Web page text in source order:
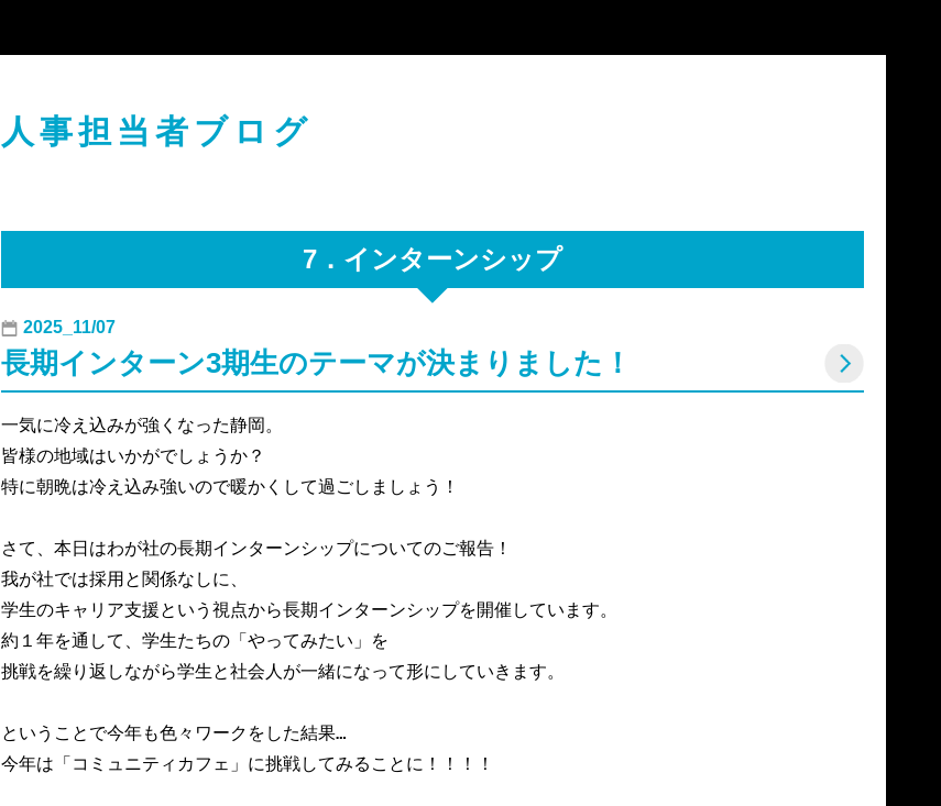
人事担当者ブログ
7．インターンシップ
2025_11/07
長期インターン3期生のテーマが決まりました！
一気に冷え込みが強くなった静岡。
皆様の地域はいかがでしょうか？
特に朝晩は冷え込み強いので暖かくして過ごしましょう！
さて、本日はわが社の長期インターンシップについてのご報告！
我が社では採用と関係なしに、
学生のキャリア支援という視点から長期インターンシップを開催しています。
約１年を通して、学生たちの「やってみたい」を
挑戦を繰り返しながら学生と社会人が一緒になって形にしていきます。
ということで今年も色々ワークをした結果…
今年は「コミュニティカフェ」に挑戦してみることに！！！！